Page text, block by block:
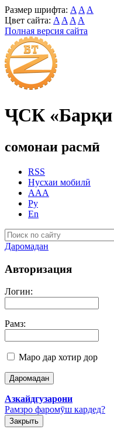
Размер шрифта: A A A
Цвет сайта: A A A A
Полная версия сайта
ҶСК «Барқи
сомонаи расмӣ
RSS
Нусхаи мобилӣ
AAA
Ру
En
Даромадан
Авторизация
Логин:
Рамз:
Маро дар хотир дор
Азкайдгузарони
Рамзро фаромӯш кардед?
Закрыть